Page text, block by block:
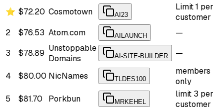
⭐ $72.20 Cosmotown AI23
Limit 1 per
customer
2
$76.53 Atom.com AILAUNCH
—
3
$78.89 Unstoppable
Domains
AI-SITE-BUILDER —
4 $80.00 NicNames TLDES100
members
only
5
$81.70 Porkbun MRKEHEL
limit 3 per
customer